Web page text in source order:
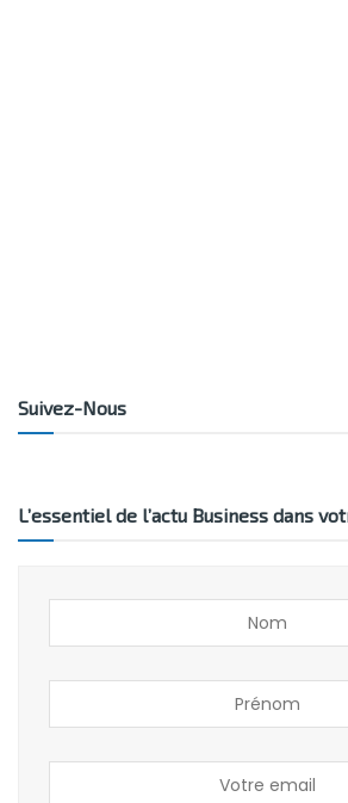
Suivez-Nous
L’essentiel de l’actu Business dans